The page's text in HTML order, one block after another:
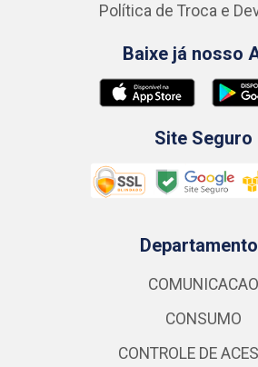
Política de Troca e
Baixe já nosso
Site Seguro
COMUNICACAO
CONSUMO
CONTROLE DE